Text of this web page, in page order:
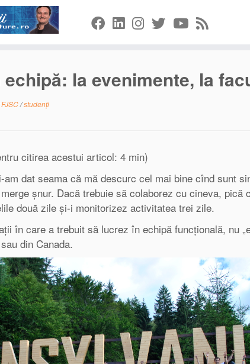
la evenimente, la
FJSC/studenți
citirea acestui articol: 4 min)
dat seama că mă descurc cel mai bine cînd sunt
șnur. Dacă trebuie să colaborez cu cineva,
două zile și-i monitorizez activitatea trei zile.
în care a trebuit să lucrez în echipă funcțională, nu
din Canada.